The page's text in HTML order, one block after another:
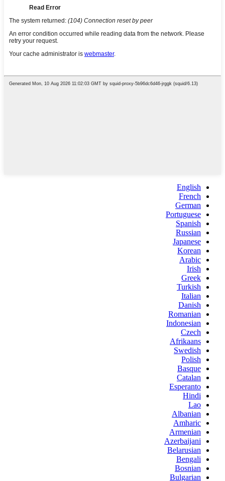
English
French
German
Portuguese
Spanish
Russian
Japanese
Korean
Arabic
Irish
Greek
Turkish
Italian
Danish
Romanian
Indonesian
Czech
Afrikaans
Swedish
Polish
Basque
Catalan
Esperanto
Hindi
Lao
Albanian
Amharic
Armenian
Azerbaijani
Belarusian
Bengali
Bosnian
Bulgarian